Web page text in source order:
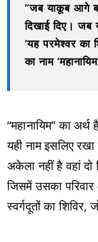
“जब याकूब आगे
दिखाई दिए।
‘यह परमेश्‍वर का
का नाम
“महानायिम” का अर्थ
यही नाम इसलिए
अकेला नहीं है वहां
जिसमें उसका
स्वर्गदूतों का शिविर,